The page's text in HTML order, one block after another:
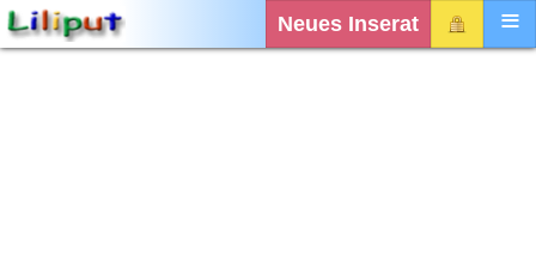
Neues Inserat